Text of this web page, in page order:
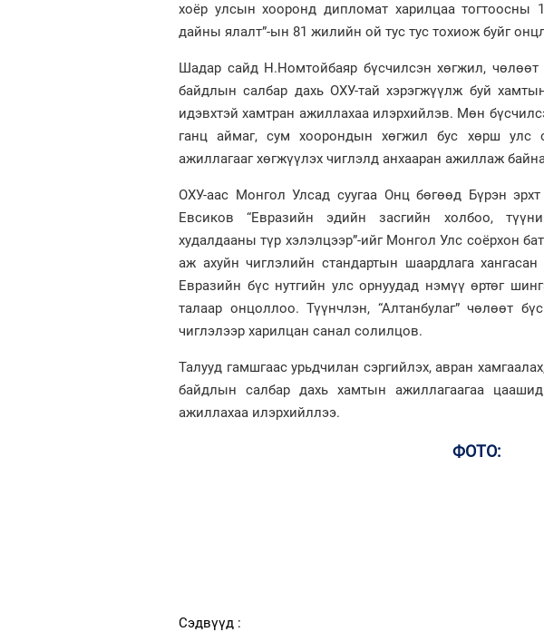
хоёр улсын хооронд дипломат харилцаа тогтоосны
дайны ялалт”-ын 81 жилийн ой тус тус тохиож буйг
Шадар сайд Н.Номтойбаяр бүсчилсэн хөгжил, чөлөөт
байдлын салбар дахь ОХУ-тай хэрэгжүүлж буй
идэвхтэй хамтран ажиллахаа илэрхийлэв. Мөн
ганц аймаг, сум хоорондын хөгжил бус хөрш улс
ажиллагааг хөгжүүлэх чиглэлд анхааран ажиллаж
ОХУ-аас Монгол Улсад суугаа Онц бөгөөд Бүрэн
Евсиков “Евразийн эдийн засгийн холбоо,
худалдааны түр хэлэлцээр”-ийг Монгол Улс соёрхон
аж ахуйн чиглэлийн стандартын шаардлага
Евразийн бүс нутгийн улс орнуудад нэмүү өртөг
талаар онцоллоо. Түүнчлэн, “Алтанбулаг” чөлөөт
чиглэлээр харилцан санал солилцов.
Талууд гамшгаас урьдчилан сэргийлэх, авран
байдлын салбар дахь хамтын ажиллагаагаа
ажиллахаа илэрхийллээ.
ФОТО:
Сэдвүүд :